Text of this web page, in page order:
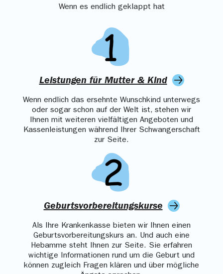
Wenn es endlich geklappt hat
Leistungen für Mutter & Kind
Wenn endlich das ersehnte Wunschkind unterwegs
oder sogar schon auf der Welt ist, stehen wir
Ihnen mit weiteren vielfältigen Angeboten und
Kassenleistungen während Ihrer Schwangerschaft
zur Seite.
Geburtsvorbereitungskurse
Als Ihre Krankenkasse bieten wir Ihnen einen
Geburtsvorbereitungskurs an. Und auch eine
Hebamme steht Ihnen zur Seite. Sie erfahren
wichtige Informationen rund um die Geburt und
können zugleich Fragen klären und über mögliche